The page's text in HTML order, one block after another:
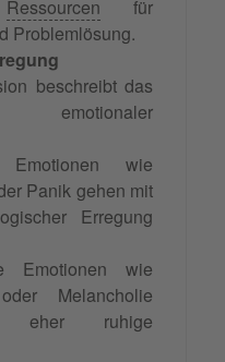
Ressourcen für
Problemlösung.
beschreibt das
emotionaler
Emotionen wie
Panik gehen mit
Erregung
Emotionen wie
Melancholie
eher ruhige